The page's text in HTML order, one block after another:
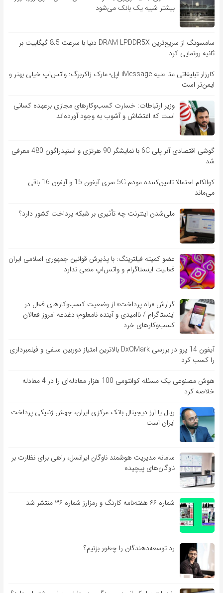
بیشتر شبیه یک بانک می‌شود
سامسونگ از سریع‌ترین DRAM LPDDR5X دنیا با سرعت 8.5 گیگابیت بر
ثانیه رونمایی کرد
کارزار تبلیغاتی متا علیه iMessage اپل؛ مارک زاکربرگ: واتس‌اپ خیلی بهتر و
ایمن‌تر است
وزیر ارتباطات: خسارت کسب‌وکارهای مجازی برعهده کسانی
است که اغتشاش و آشوب به وجود آورده‌اند
گوشی اقتصادی آنر پلی 6C با نمایشگر 90 هرتزی و اسنپدراگون 480 معرفی
شد
کوالکام احتمالا تامین‌کننده مودم 5G سری آیفون 15 و آیفون 16 باقی
می‌ماند
ملی‌شدن اینترنت چه تأثیری بر شبکه پرداخت کشور دارد؟
عضو کمیته فیلترینگ: با پذیرش قوانین جمهوری اسلامی ایران
فعالیت اینستاگرام و واتس‌اپ منعی ندارد
گزارش «راه پرداخت» از وضعیت کسب‌وکارهای فعال در
اینستاگرام / ناامیدی و آینده نامعلوم؛ دغدغه امروز فعالان
کسب‌وکارهای خرد
آیفون 14 پرو در بررسی DxOMark بالاترین امتیاز دوربین سلفی و فیلمبرداری
را کسب کرد
هوش مصنوعی یک مسئله کوانتومی 100 هزار معادله‌‎ای را در 4 معادله
خلاصه کرد
ریال یا ارز دیجیتال بانک مرکزی ایران، جهش ژنتیکی پرداخت
ایران است
سامانه مدیریت هوشمند ناوگان ایرانسل، راهی برای نظارت بر
ناوگان‌های پیچیده
شماره ۶۶ هفته‌نامه کارنگ و رمزارز شماره ۳۶ منتشر شد
رد توسعه‌دهندگان را چطور بزنیم؟